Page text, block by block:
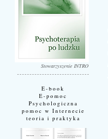
Stowarzyszenie INTRO
E-book
E-pomoc
Psychologiczna
pomoc w Internecie
teoria i praktyka